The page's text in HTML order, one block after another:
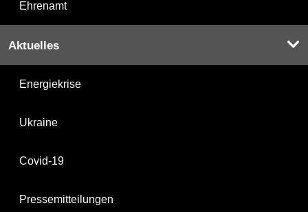
Ehrenamt
Aktuelles
Energiekrise
Ukraine
Covid-19
Pressemitteilungen